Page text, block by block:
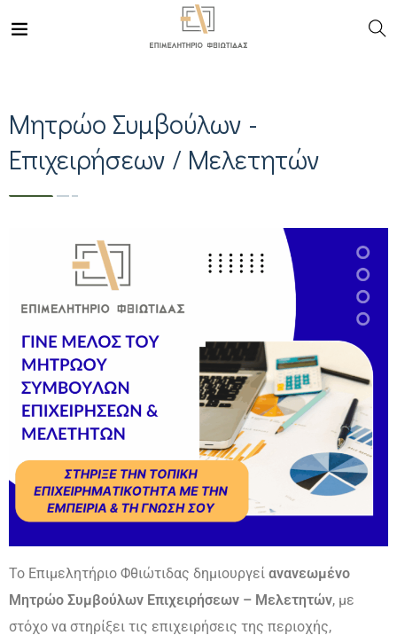
Μητρώο Συμβούλων -
Επιχειρήσεων / Μελετητών
Το Επιμελητήριο Φθιώτιδας δημιουργεί ανανεωμένο
Μητρώο Συμβούλων Επιχειρήσεων – Μελετητών, με
στόχο να στηρίξει τις επιχειρήσεις της περιοχής,